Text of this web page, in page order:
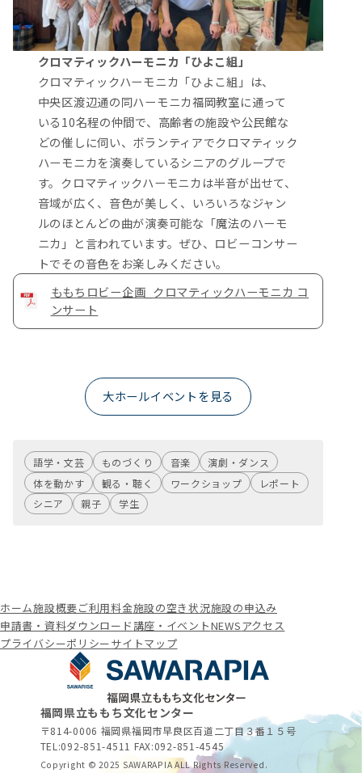
クロマティックハーモニカ「ひよこ組」
クロマティックハーモニカ「ひよこ組」は、
中央区渡辺通の同ハーモニカ福岡教室に通って
いる10名程の仲間で、高齢者の施設や公民館な
どの催しに伺い、ボランティアでクロマティック
ハーモニカを演奏しているシニアのグループで
す。クロマティックハーモニカは半音が出せて、
音域が広く、音色が美しく、いろいろなジャン
ルのほとんどの曲が演奏可能な「魔法のハーモ
ニカ」と言われています。ぜひ、ロビーコンサー
トでその音色をお楽しみください。
ももちロビー企画_クロマティックハーモニカ コ
ンサート
大ホールイベントを見る
語学・文芸 ものづくり 音楽
演劇・ダンス
体を動かす
観る・聴く ワークショップ
レポート
シニア
親子 学生
福岡県立ももち文化センター
〒814-0006 福岡県福岡市早良区百道二丁目３番１５号
TEL:092-851-4511 FAX:092-851-4545
Copyright © 2025 SAWARAPIA ALL Rights Reserved.
ホーム施設概要ご利用料金施設の空き状況施設の申込み
申請書・資料ダウンロード講座・イベントNEWSアクセス
プライバシーポリシーサイトマップ